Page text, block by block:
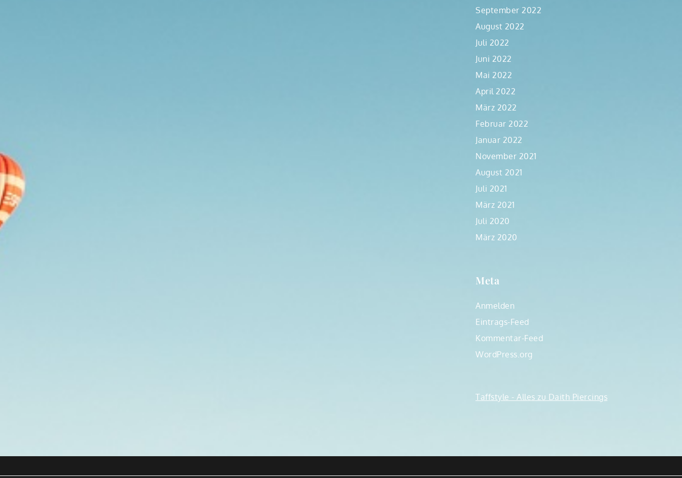
September 2022
August 2022
Juli 2022
Juni 2022
Mai 2022
April 2022
März 2022
Februar 2022
Januar 2022
November 2021
August 2021
Juli 2021
März 2021
Juli 2020
März 2020
Meta
Anmelden
Eintrags-Feed
Kommentar-Feed
WordPress.org
Taffstyle - Alles zu Daith Piercings